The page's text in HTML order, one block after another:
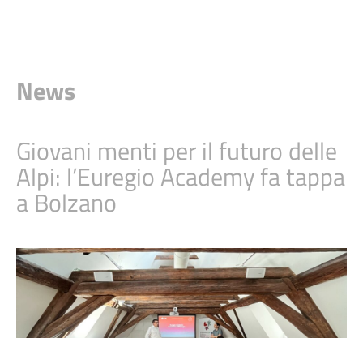
News
Giovani menti per il futuro delle
Alpi: l’Euregio Academy fa tappa
a Bolzano